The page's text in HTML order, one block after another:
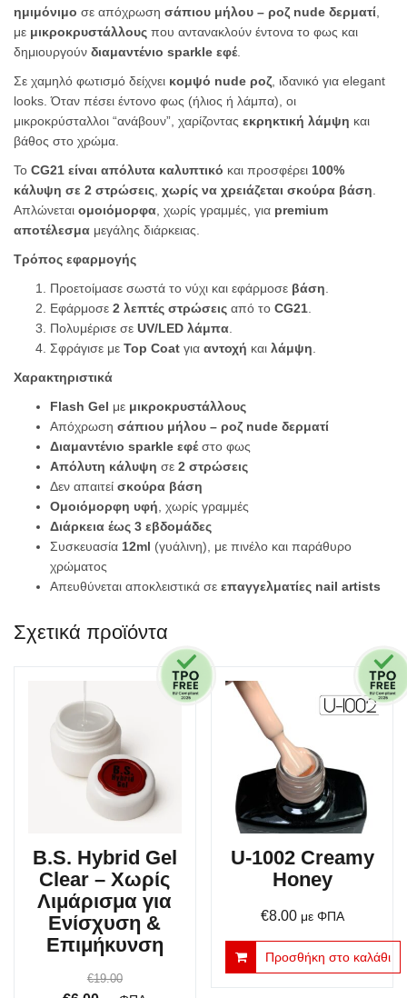
ημιμόνιμο σε απόχρωση σάπιου μήλου – ροζ nude δερματί
με μικροκρυστάλλους που αντανακλούν έντονα το φως και
δημιουργούν διαμαντένιο sparkle εφέ
Σε χαμηλό φωτισμό δείχνει κομψό nude ροζ , ιδανικό για elegant
looks. Όταν πέσει έντονο φως (ήλιος ή λάμπα), οι
μικροκρύσταλλοι “ανάβουν”, χαρίζοντας εκρηκτική λάμψη και
βάθος στο χρώμα.
Το CG21 είναι απόλυτα καλυπτικό και προσφέρει 100%
κάλυψη σε 2 στρώσεις χωρίς να χρειάζεται σκούρα βάση
Απλώνεται ομοιόμορφα , χωρίς γραμμές, για premium
αποτέλεσμα μεγάλης διάρκειας.
Τρόπος εφαρμογής
Προετοίμασε σωστά το νύχι και εφάρμοσε βάση
Εφάρμοσε 2 λεπτές στρώσεις από το CG21
Πολυμέρισε σε UV/LED λάμπα
Σφράγισε με Top Coat για αντοχή και λάμψη
Χαρακτηριστικά
Flash Gel με μικροκρυστάλλους
Απόχρωση σάπιου μήλου – ροζ nude δερματί
Διαμαντένιο sparkle εφέ στο φως
Απόλυτη κάλυψη σε 2 στρώσεις
Δεν απαιτεί σκούρα βάση
Ομοιόμορφη υφή , χωρίς γραμμές
Διάρκεια έως 3 εβδομάδες
Συσκευασία 12ml (γυάλινη), με πινέλο και παράθυρο
χρώματος
Απευθύνεται αποκλειστικά σε επαγγελματίες nail artists
Σχετικά προϊόντα
B.S. Hybrid Gel
Clear – Χωρίς
Λιμάρισμα για
Ενίσχυση &
Επιμήκυνση
€19.00
U-1002 Creamy
Honey
€8.00 με ΦΠΑ
Προσθήκη στο καλάθι